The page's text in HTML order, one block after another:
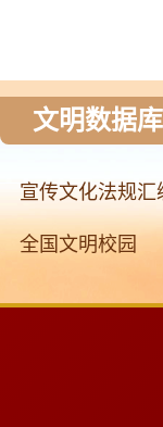
文明数据库
宣传文化法规汇
全国文明校园